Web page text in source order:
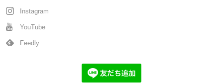
Instagram
YouTube
Feedly